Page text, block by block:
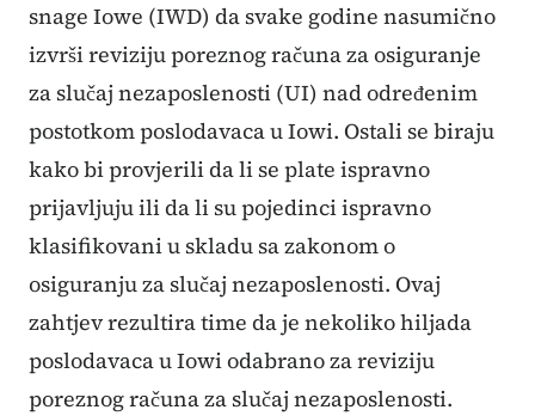
snage Iowe (IWD) da svake godine nasumično
izvrši reviziju poreznog računa za osiguranje
za slučaj nezaposlenosti (UI) nad određenim
postotkom poslodavaca u Iowi. Ostali se biraju
kako bi provjerili da li se plate ispravno
prijavljuju ili da li su pojedinci ispravno
klasifikovani u skladu sa zakonom o
osiguranju za slučaj nezaposlenosti. Ovaj
zahtjev rezultira time da je nekoliko hiljada
poslodavaca u Iowi odabrano za reviziju
poreznog računa za slučaj nezaposlenosti.